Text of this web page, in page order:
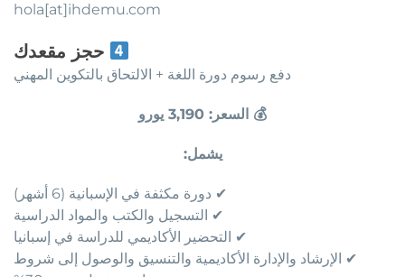
hola[at]ihdemu.com
حجز مقعدك
دفع رسوم دورة اللغة + الالتحاق بالتكوين المهني
💰 السعر: 3,190 يورو
يشمل:
✔ دورة مكثفة في الإسبانية (6 أشهر)
✔ التسجيل والكتب والمواد الدراسية
✔ التحضير الأكاديمي للدراسة في إسبانيا
✔ الإرشاد والإدارة الأكاديمية والتنسيق والوصول إلى شروط